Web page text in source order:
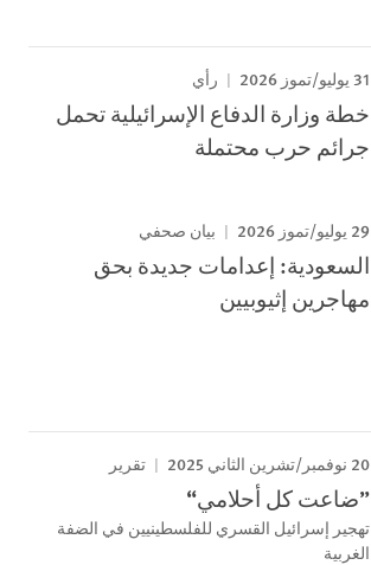
31 يوليو/تموز 2026 رأي
خطة وزارة الدفاع الإسرائيلية تحمل
جرائم حرب محتملة
29 يوليو/تموز 2026 بيان صحفي
السعودية: إعدامات جديدة بحق
مهاجرين إثيوبيين
20 نوفمبر/تشرين الثاني 2025 تقرير
”ضاعت كل أحلامي“
تهجير إسرائيل القسري للفلسطينيين في الضفة
الغربية